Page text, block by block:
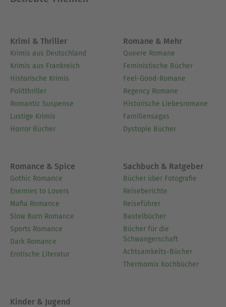
Krimi & Thriller
Krimis aus Deutschland
Krimis aus Frankreich
Historische Krimis
Politthriller
Romantic Suspense
Lustige Krimis
Horror Bücher
Romane & Mehr
Queere Romane
Feministische Bücher
Feel-Good-Romane
Regency Romane
Historische Liebesromane
Familiensagas
Dystopie Bücher
Romance & Spice
Gothic Romance
Enemies to Lovers
Mafia Romance
Slow Burn Romance
Sports Romance
Dark Romance
Erotische Literatur
Sachbuch & Ratgeber
Bücher über Fotografie
Reiseberichte
Reiseführer
Bastelbücher
Bücher für die
Schwangerschaft
Achtsamkeits-Bücher
Thermomix Kochbücher
Kinder & Jugend